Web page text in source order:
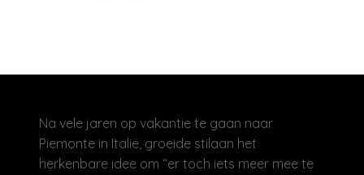
Na vele jaren op vakantie te gaan naar
Piemonte in Italië, groeide stilaan het
herkenbare idee om “er toch iets meer mee te